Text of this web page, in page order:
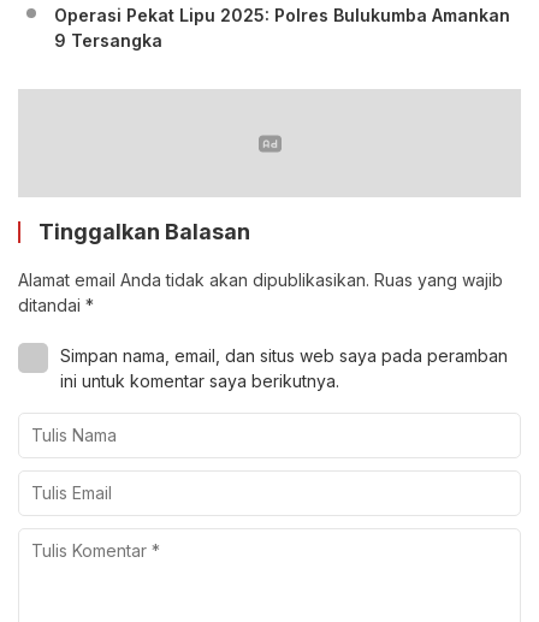
Operasi Pekat Lipu 2025: Polres Bulukumba Amankan
9 Tersangka
Tinggalkan Balasan
Alamat email Anda tidak akan dipublikasikan. Ruas yang wajib
ditandai *
Simpan nama, email, dan situs web saya pada peramban
ini untuk komentar saya berikutnya.